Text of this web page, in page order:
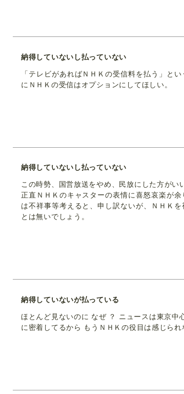
納得していないし払っていない
「テレビがあればＮＨＫの受信料を払う」と
にＮＨＫの受信はオプションにしてほしい。
納得していないし払っていない
この時勢、国営放送をやめ、民放にした方がい
正直ＮＨＫのキャスターの表情に喜怒哀楽が
は不祥事等考えると、申し訳ないが、ＮＨＫ
とは無いでしょう。
納得していないが払っている
ほとんど見ないのに なぜ ？ ニュースは東京中
に密着してるから もうＮＨＫの役目は感じられ